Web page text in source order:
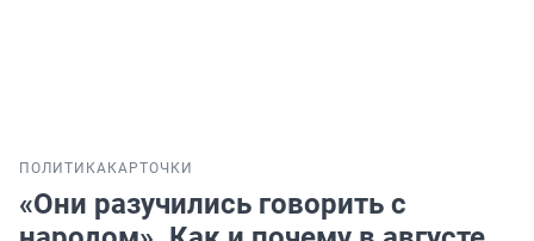
ПОЛИТИКА КАРТОЧКИ
«Они разучились говорить с